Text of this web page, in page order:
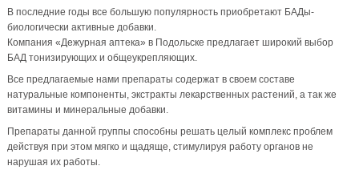
В последние годы все большую популярность приобретают БАДы-
биологически активные добавки.
Компания «Дежурная аптека» в Подольске предлагает широкий выбор
БАД тонизирующих и общеукрепляющих.
Все предлагаемые нами препараты содержат в своем составе
натуральные компоненты, экстракты лекарственных растений, а так же
витамины и минеральные добавки.
Препараты данной группы способны решать целый комплекс проблем
действуя при этом мягко и щадяще, стимулируя работу органов не
нарушая их работы.